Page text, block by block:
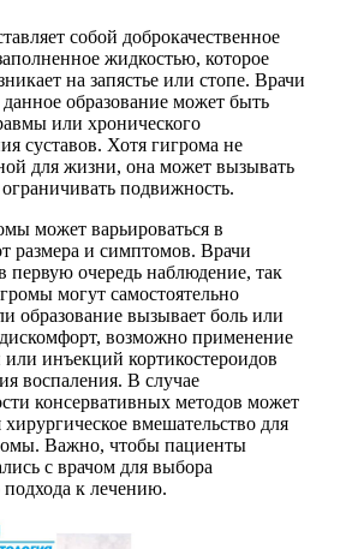
собой доброкачественное
жидкостью, которое
на запястье или стопе. Врачи
образование может быть
или хронического
суставов. Хотя гигрома не
для жизни, она может вызывать
подвижность.
может варьироваться в
размера и симптомов. Врачи
первую очередь наблюдение, так
могут самостоятельно
образование вызывает боль или
возможно применение
инъекций кортикостероидов
воспаления. В случае
консервативных методов может
хирургическое вмешательство для
Важно, чтобы пациенты
с врачом для выбора
к лечению.